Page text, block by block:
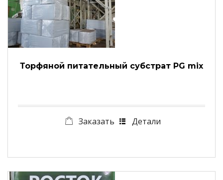
Торфяной питательный субстрат PG mix
Заказать Детали